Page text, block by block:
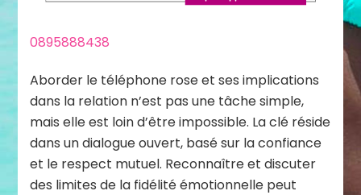
0895888438
Aborder le téléphone rose et ses implications
dans la relation n’est pas une tâche simple,
mais elle est loin d’être impossible. La clé réside
dans un dialogue ouvert, basé sur la confiance
et le respect mutuel. Reconnaître et discuter
des limites de la fidélité émotionnelle peut